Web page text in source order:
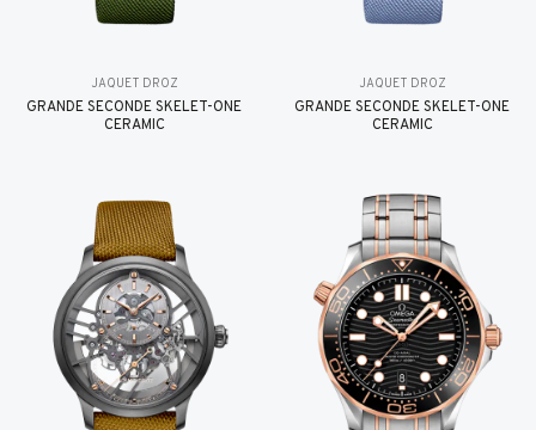
JAQUET DROZ
GRANDE SECONDE SKELET-ONE
CERAMIC
JAQUET DROZ
GRANDE SECONDE SKELET-ONE
CERAMIC